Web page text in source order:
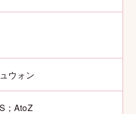
ウォン
；AtoZ